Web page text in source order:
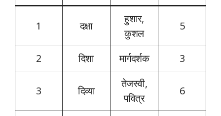
1 दक्षा
हुशार,
कुशल
5
2 दिशा मार्गदर्शक 3
3 दिव्या
तेजस्वी,
पवित्र
6